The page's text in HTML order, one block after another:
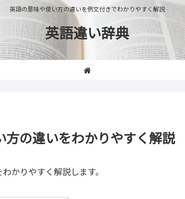
英語の意味や使い方の違いを例文付きでわかりやすく解説
英語違い辞典
方の違いをわかりやすく解説
かりやすく解説します。